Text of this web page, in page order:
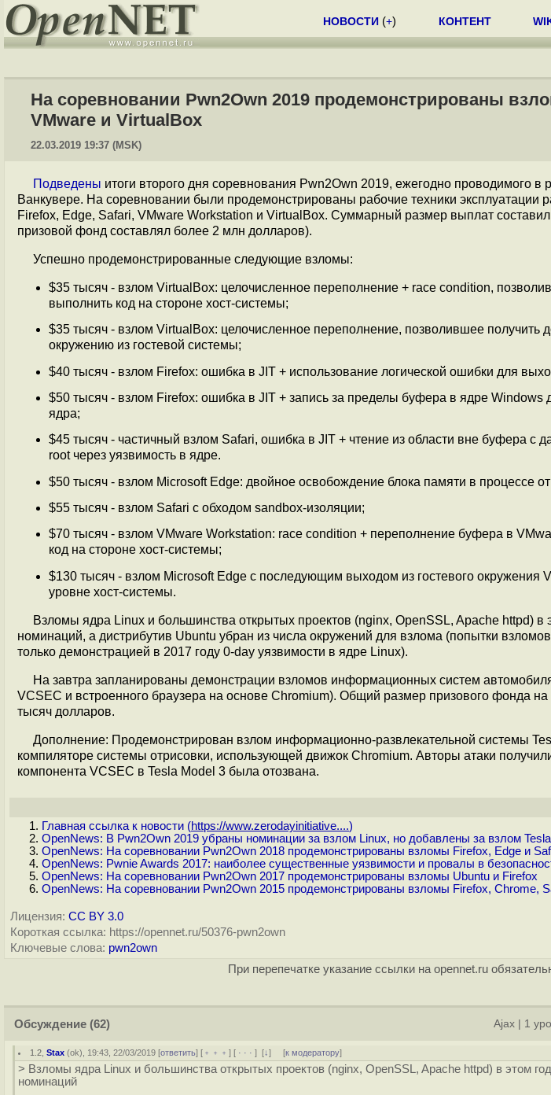
НОВОСТИ (+) КОНТЕНТ
На соревновании Pwn2Own 2019 продемонстрированы
VMware и VirtualBox
22.03.2019 19:37 (MSK)
Подведены итоги второго дня соревнования Pwn2Own 2019, ежегодно проводимого
Ванкувере. На соревновании были продемонстрированы рабочие техники эксплуатации
Firefox, Edge, Safari, VMware Workstation и VirtualBox. Суммарный размер выплат
призовой фонд составлял более 2 млн долларов).
Успешно продемонстрированные следующие взломы:
$35 тысяч - взлом VirtualBox: целочисленное переполнение + race condition,
выполнить код на стороне хост-системы;
$35 тысяч - взлом VirtualBox: целочисленное переполнение, позволившее получить
окружению из гостевой системы;
$40 тысяч - взлом Firefox: ошибка в JIT + использование логической ошибки для
$50 тысяч - взлом Firefox: ошибка в JIT + запись за пределы буфера в ядре
ядра;
$45 тысяч - частичный взлом Safari, ошибка в JIT + чтение из области вне буфера с
root через уязвимость в ядре.
$50 тысяч - взлом Microsoft Edge: двойное освобождение блока памяти в процессе
$55 тысяч - взлом Safari с обходом sandbox-изоляции;
$70 тысяч - взлом VMware Workstation: race condition + переполнение буфера в
код на стороне хост-системы;
$130 тысяч - взлом Microsoft Edge с последующим выходом из гостевого окружения
уровне хост-системы.
Взломы ядра Linux и большинства открытых проектов (nginx, OpenSSL, Apache httpd) в
номинаций, а дистрибутив Ubuntu убран из числа окружений для взлома (попытки
только демонстрацией в 2017 году 0-day уязвимости в ядре Linux).
На завтра запланированы демонстрации взломов информационных систем
VCSEC и встроенного браузера на основе Chromium). Общий размер призового фонда
тысяч долларов.
Дополнение: Продемонстрирован взлом информационно-развлекательной системы
компиляторе системы отрисовки, использующей движок Chromium. Авторы атаки
компонента VCSEC в Tesla Model 3 была отозвана.
Главная ссылка к новости (https://www.zerodayinitiative....)
OpenNews: В Pwn2Own 2019 убраны номинации за взлом Linux, но добавлены за взлом Tesla
OpenNews: На соревновании Pwn2Own 2018 продемонстрированы взломы Firefox, Edge и
OpenNews: Pwnie Awards 2017: наиболее существенные уязвимости и провалы в
OpenNews: На соревновании Pwn2Own 2017 продемонстрированы взломы Ubuntu и Firefox
OpenNews: На соревновании Pwn2Own 2015 продемонстрированы взломы Firefox, Chrome,
Лицензия: CC BY 3.0
Короткая ссылка: https://opennet.ru/50376-pwn2own
Ключевые слова: pwn2own
При перепечатке указание ссылки на opennet.ru
Обсуждение (62) Ajax 1
1.2 ,Stax (ok), 19:43, 22/03/2019 [ответить] [ ﹢﹢﹢] [ · · ·][↓] [к модератору]
> Взломы ядра Linux и большинства открытых проектов (nginx, OpenSSL, Apache httpd) в этом
номинаций